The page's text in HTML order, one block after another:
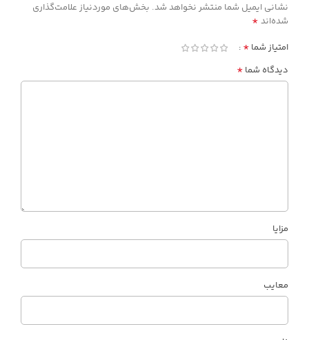
نشانی ایمیل شما منتشر نخواهد شد. بخش‌های موردنیاز علامت‌گذاری
شده‌اند *
امتیاز شما *
دیدگاه شما *
مزایا
معایب